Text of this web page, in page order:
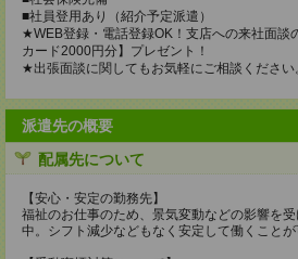
■社員登用あり（紹介予定派遣）
★WEB登録・電話登録OK！支店への来社面談
カード2000円分】プレゼント！
★出張面談に関してもお気軽にご相談ください
派遣先の概要
配属先について
【安心・安定の勤務先】
福祉のお仕事のため、景気変動などの影響を
中。シフト減少などもなく安定して働くことが